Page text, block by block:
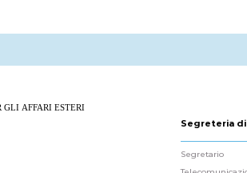
Segreteria
Segretario